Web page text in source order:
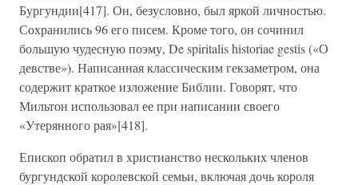
Бургундии[417]. Он, безусловно, был яркой личностью.
Сохранились 96 его писем. Кроме того, он сочинил
большую чудесную поэму, De spiritalis historiae gestis («О
девстве»). Написанная классическим гекзаметром, она
содержит краткое изложение Библии. Говорят, что
Мильтон использовал ее при написании своего
«Утерянного рая»[418].
Епископ обратил в христианство нескольких членов
бургундской королевской семьи, включая дочь короля